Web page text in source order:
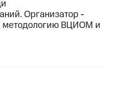
Организатор -
методологию ВЦИОМ и